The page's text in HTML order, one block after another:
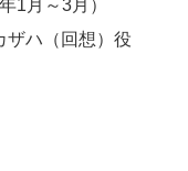
1月～3月）
ハ（回想）役